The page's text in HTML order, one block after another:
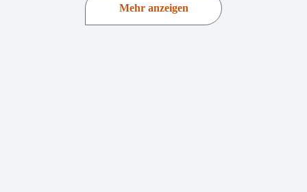
Mehr anzeigen